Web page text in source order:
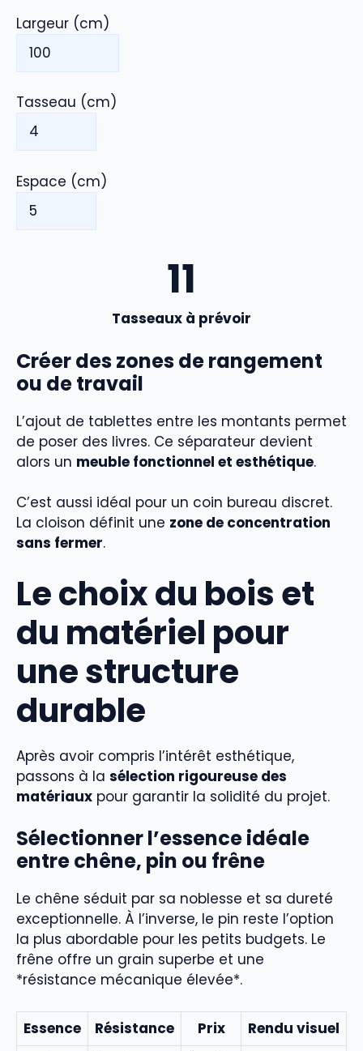
Largeur (cm)
Tasseau (cm)
Espace (cm)
11
Tasseaux à prévoir
Créer des zones de rangement
ou de travail
L’ajout de tablettes entre les montants permet
de poser des livres. Ce séparateur devient
alors un meuble fonctionnel et esthétique.
C’est aussi idéal pour un coin bureau discret.
La cloison définit une zone de concentration
sans fermer.
Le choix du bois et
du matériel pour
une structure
durable
Après avoir compris l’intérêt esthétique,
passons à la sélection rigoureuse des
matériaux pour garantir la solidité du projet.
Sélectionner l’essence idéale
entre chêne, pin ou frêne
Le chêne séduit par sa noblesse et sa dureté
exceptionnelle. À l’inverse, le pin reste l’option
la plus abordable pour les petits budgets. Le
frêne offre un grain superbe et une
*résistance mécanique élevée*.
Essence Résistance Prix
Rendu visuel